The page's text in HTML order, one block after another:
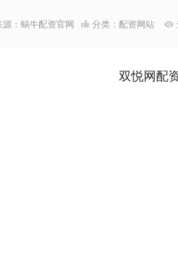
源：蜗牛配资官网 分类： 配资网站
双悦网配